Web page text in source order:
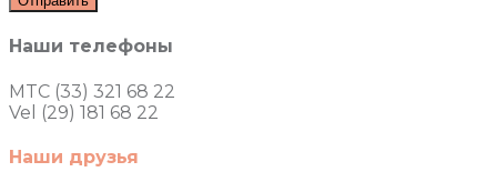
Наши телефоны
MTC (33) 321 68 22
Vel (29) 181 68 22
Наши друзья